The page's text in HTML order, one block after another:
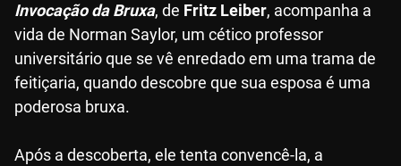
Invocação da Bruxa, de Fritz Leiber, acompanha a
vida de Norman Saylor, um cético professor
universitário que se vê enredado em uma trama de
feitiçaria, quando descobre que sua esposa é uma
poderosa bruxa.
Após a descoberta, ele tenta convencê-la, a